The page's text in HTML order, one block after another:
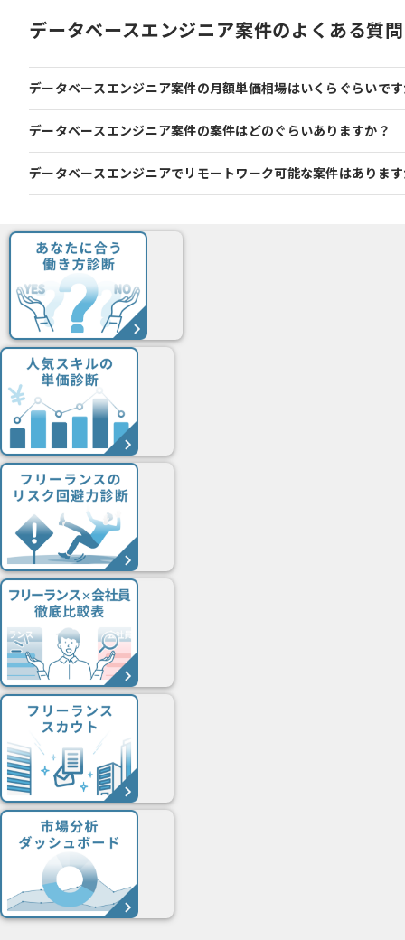
データベースエンジニア案件のよくある質問
データベースエンジニア案件の月額単価相場はいくらぐらいで
データベースエンジニア案件の案件はどのぐらいありますか？
データベースエンジニアでリモートワーク可能な案件はありま